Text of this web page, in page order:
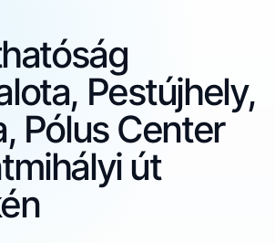
Pestújhely,
Pólus Center
út